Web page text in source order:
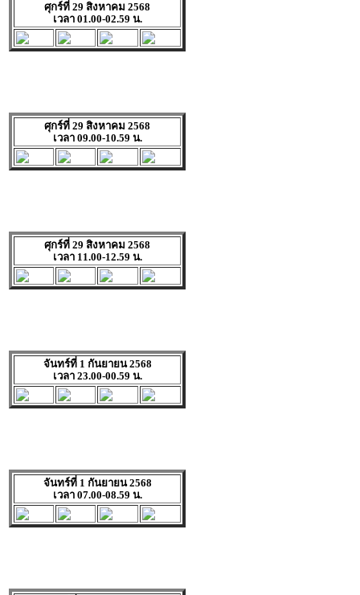
ศุกร์ที่ 29 สิงหาคม 2568
เวลา 01.00-02.59 น.
ศุกร์ที่ 29 สิงหาคม 2568
เวลา 09.00-10.59 น.
ศุกร์ที่ 29 สิงหาคม 2568
เวลา 11.00-12.59 น.
จันทร์ที่ 1 กันยายน 2568
เวลา 23.00-00.59 น.
จันทร์ที่ 1 กันยายน 2568
เวลา 07.00-08.59 น.